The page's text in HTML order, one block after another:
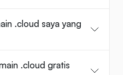
.cloud saya yang
.cloud gratis